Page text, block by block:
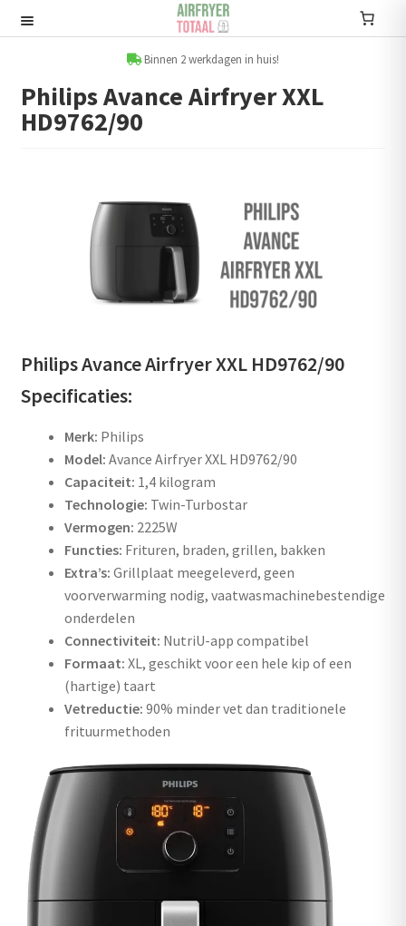
door
naar
Submenu
uitvouwen
Accessoires
Accessoire sets
Kookboeken
Airfryers
Submenu
Outlet
Binnen 2 werkdagen in huis!
Philips Avance Airfryer XXL
HD9762/90
Philips Avance Airfryer XXL HD9762/90
Specificaties:
Merk: Philips
Model: Avance Airfryer XXL HD9762/90
Capaciteit: 1,4 kilogram
Technologie: Twin-Turbostar
Vermogen: 2225W
Functies: Frituren, braden, grillen, bakken
Extra’s: Grillplaat meegeleverd, geen
voorverwarming nodig, vaatwasmachinebestendige
onderdelen
Connectiviteit: NutriU-app compatibel
Formaat: XL, geschikt voor een hele kip of een
(hartige) taart
Vetreductie: 90% minder vet dan traditionele
frituurmethoden